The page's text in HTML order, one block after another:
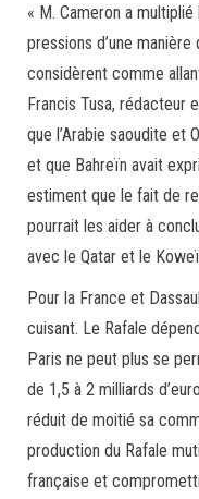
« M. Cameron a
pressions d’une
considèrent comme
Francis Tusa, rédacteur
que l’Arabie saoudite et
et que Bahreïn avait
estiment que le fait de
pourrait les aider à
avec le Qatar et le
Pour la France et
cuisant. Le Rafale
Paris ne peut plus se
de 1,5 à 2 milliards
réduit de moitié sa
production du Rafale
française et